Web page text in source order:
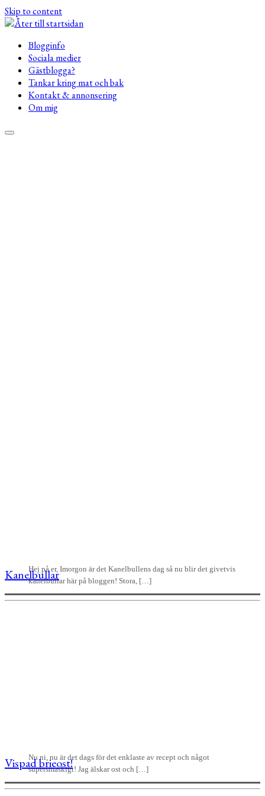
Skip to content
Blogginfo
Sociala medier
Gästblogga?
Tankar kring mat och bak
Kontakt & annonsering
Om mig
Hej på er, Imorgon är det Kanelbullens dag så nu blir det givetvis
kanelbullar här på bloggen! Stora, […]
Kanelbullar
Nu ni, nu är det dags för det enklaste av recept och något
supersmaskigt! Jag älskar ost och […]
Vispad brieost!